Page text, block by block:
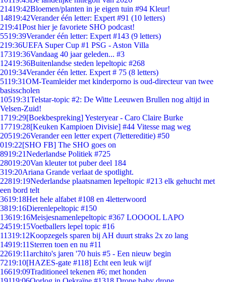
21419:42Bloemen/planten in je eigen tuin #94 Kleur!
14819:42Verander één letter: Expert #91 (10 letters)
219:41Post hier je favoriete SHO podcast!
5519:39Verander één letter: Expert #143 (9 letters)
219:36UEFA Super Cup #1 PSG - Aston Villa
17319:36Vandaag 40 jaar geleden... #3
12419:36Buitenlandse steden lepeltopic #268
2019:34Verander één letter. Expert # 75 (8 letters)
5119:31OM-Teamleider met kinderporno is oud-directeur van twee
basisscholen
10519:31Telstar-topic #2: De Witte Leeuwen Brullen nog altijd in
Velsen-Zuid!
1719:29[Boekbespreking] Yesteryear - Caro Claire Burke
17719:28[Keuken Kampioen Divisie] #44 Vitesse mag weg
20519:26Verander een letter expert (7lettereditie) #50
019:22[SHO FB] The SHO goes on
8919:21Nederlandse Politiek #725
28019:20Van kleuter tot puber deel 184
319:20Ariana Grande verlaat de spotlight.
22819:19Nederlandse plaatsnamen lepeltopic #213 elk gehucht met
een bord telt
3619:18Het hele alfabet #108 en 4letterwoord
3819:16Dierenlepeltopic #150
13619:16Meisjesnamenlepeltopic #367 LOOOOL LAPO
24519:15Voetballers lepel topic #16
11319:12Koopzegels sparen bij AH duurt straks 2x zo lang
14919:11 Sterren toen en nu #11
22619:11archito's jaren '70 huis #5 - Een nieuw begin
7219:10[HAZES-gate #118] Echt een leuk wijf
16619:09Traditioneel tekenen #6; met honden